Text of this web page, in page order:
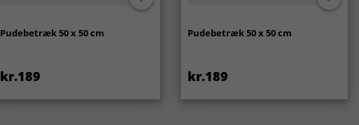
Pudebetræk 50 x 50 cm
kr.189
Pudebetræk 50 x 50 cm
kr.189